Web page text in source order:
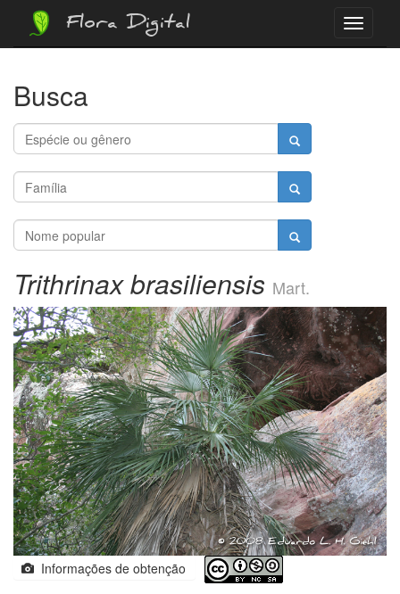
Menu
Flora Digital
Busca
Trithrinax brasiliensis Mart.
Informações de obtenção